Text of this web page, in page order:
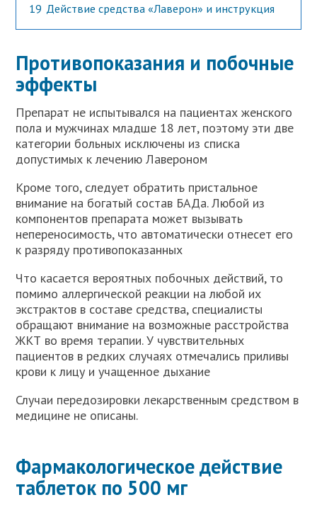
19 Действие средства «Лаверон» и инструкция
Противопоказания и побочные
эффекты
Препарат не испытывался на пациентах женского
пола и мужчинах младше 18 лет, поэтому эти две
категории больных исключены из списка
допустимых к лечению Лавероном
Кроме того, следует обратить пристальное
внимание на богатый состав БАДа. Любой из
компонентов препарата может вызывать
непереносимость, что автоматически отнесет его
к разряду противопоказанных
Что касается вероятных побочных действий, то
помимо аллергической реакции на любой их
экстрактов в составе средства, специалисты
обращают внимание на возможные расстройства
ЖКТ во время терапии. У чувствительных
пациентов в редких случаях отмечались приливы
крови к лицу и учащенное дыхание
Случаи передозировки лекарственным средством в
медицине не описаны.
Фармакологическое действие
таблеток по 500 мг